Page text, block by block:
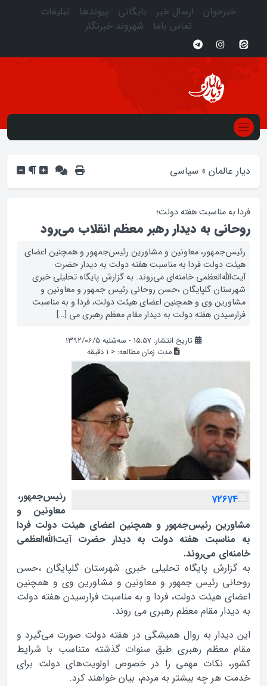
خبرخوان ارسال خبر بایگانی پیوندها
تبلیغات
تماس باما
شهروند خبرنگار
دیار عالمان » سیاسی
فردا به مناسبت هفته دولت؛
روحانی به دیدار رهبر معظم انقلاب می‌رود
رئیس‌جمهور، معاونین و مشاورین رئیس‌جمهور و همچنین اعضای
هیئت دولت فردا به مناسبت هفته دولت به دیدار حضرت
آیت‌الله‌العظمی خامنه‌ای می‌روند. به گزارش پایگاه تحلیلی خبری
شهرستان گلپایگان ،حسن روحانی رئیس جمهور و معاونین و
مشاورین وی و همچنین اعضای هیئت دولت، فردا و به مناسبت
فرارسیدن هفته دولت به دیدار مقام معظم رهبری می […]
تاریخ انتشار: ۱۵:۵۷ - سه‌شنبه ۱۳۹۲/۰۶/۵
مدت زمان مطالعه: < 1 دقیقه
رئیس‌جمهور،
معاونین و
مشاورین رئیس‌جمهور و همچنین اعضای هیئت دولت فردا
به مناسبت هفته دولت به دیدار حضرت آیت‌الله‌العظمی
خامنه‌ای می‌روند.
به گزارش پایگاه تحلیلی خبری شهرستان گلپایگان ،حسن
روحانی رئیس جمهور و معاونین و مشاورین وی و همچنین
اعضای هیئت دولت، فردا و به مناسبت فرارسیدن هفته دولت
به دیدار مقام معظم رهبری می روند.
این دیدار به روال همیشگی در هفته دولت صورت می‌گیرد و
مقام معظم رهبری طبق سنوات گذشته متناسب با شرایط
کشور، نکات مهمی را در خصوص اولویت‌های دولت برای
خدمت هر چه بیشتر به مردم، بیان خواهند کرد.